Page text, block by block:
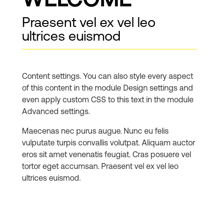
Praesent vel ex vel leo
ultrices euismod
Content settings. You can also style every aspect
of this content in the module Design settings and
even apply custom CSS to this text in the module
Advanced settings.
Maecenas nec purus augue. Nunc eu felis
vulputate turpis convallis volutpat. Aliquam auctor
eros sit amet venenatis feugiat. Cras posuere vel
tortor eget accumsan. Praesent vel ex vel leo
ultrices euismod.